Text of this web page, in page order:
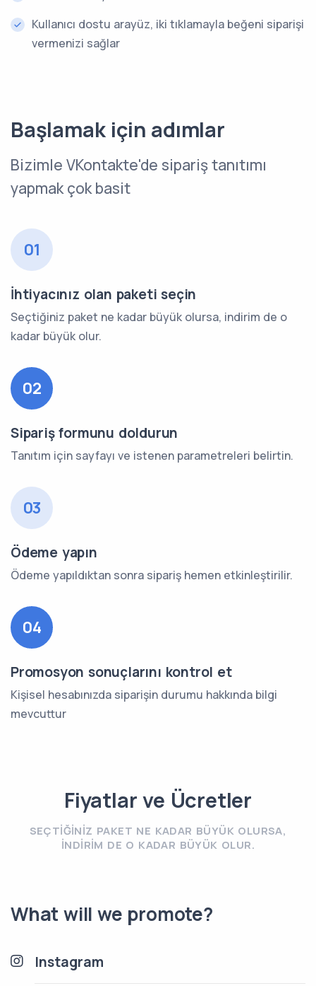
Kullanıcı dostu arayüz, iki tıklamayla beğeni siparişi
vermenizi sağlar
Başlamak için adımlar
Bizimle VKontakte'de sipariş tanıtımı
yapmak çok basit
01
İhtiyacınız olan paketi seçin
Seçtiğiniz paket ne kadar büyük olursa, indirim de o
kadar büyük olur.
02
Sipariş formunu doldurun
Tanıtım için sayfayı ve istenen parametreleri belirtin.
03
Ödeme yapın
Ödeme yapıldıktan sonra sipariş hemen etkinleştirilir.
04
Promosyon sonuçlarını kontrol et
Kişisel hesabınızda siparişin durumu hakkında bilgi
mevcuttur
Fiyatlar ve Ücretler
SEÇTIĞINIZ PAKET NE KADAR BÜYÜK OLURSA,
INDIRIM DE O KADAR BÜYÜK OLUR.
What will we promote?
Instagram